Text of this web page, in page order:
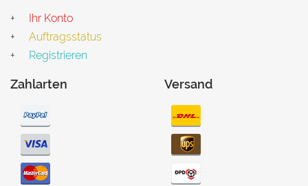
Ihr Konto
Auftragsstatus
Registrieren
Zahlarten Versand